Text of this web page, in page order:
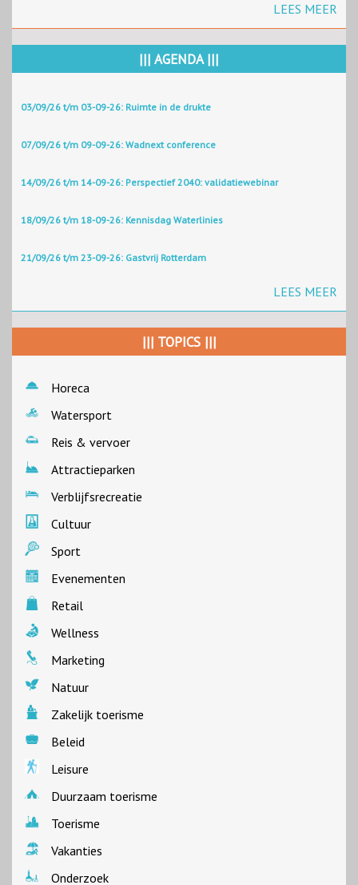
LEES MEER
||| AGENDA |||
03/09/26 t/m 03-09-26: Ruimte in de drukte
07/09/26 t/m 09-09-26: Wadnext conference
14/09/26 t/m 14-09-26: Perspectief 2040: validatiewebinar
18/09/26 t/m 18-09-26: Kennisdag Waterlinies
21/09/26 t/m 23-09-26: Gastvrij Rotterdam
LEES MEER
||| TOPICS |||
Horeca
Watersport
Reis & vervoer
Attractieparken
Verblijfsrecreatie
Cultuur
Sport
Evenementen
Retail
Wellness
Marketing
Natuur
Zakelijk toerisme
Beleid
Leisure
Duurzaam toerisme
Toerisme
Vakanties
Onderzoek